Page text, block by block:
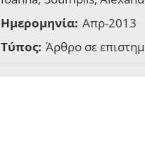
Ημερομηνία: Απρ-2013
Τύπος: Άρθρο σε